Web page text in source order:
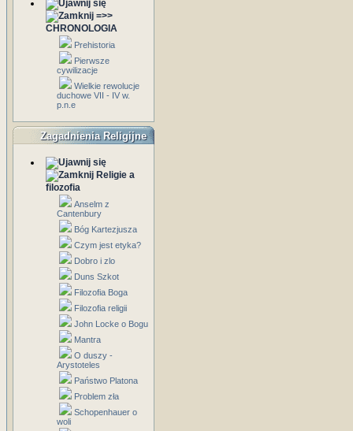
=>>
CHRONOLOGIA
Prehistoria
Pierwsze
cywilizacje
Wielkie rewolucje
duchowe VII - IV w.
p.n.e
Zagadnienia Religijne
Religie a
filozofia
Anselm z
Cantenbury
Bóg Kartezjusza
Czym jest etyka?
Dobro i zlo
Duns Szkot
Filozofia Boga
Filozofia religii
John Locke o Bogu
Mantra
O duszy -
Arystoteles
Państwo Platona
Problem zła
Schopenhauer o
woli